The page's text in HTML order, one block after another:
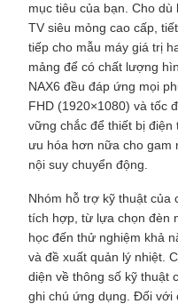
mục tiêu của bạn. Cho
TV siêu mỏng cao cấp,
tiếp cho mẫu máy giá trị
mảng để có chất lượng
NAX6 đều đáp ứng mọi
FHD (1920×1080) và tốc
vững chắc để thiết bị
ưu hóa hơn nữa cho gam
nội suy chuyển động.
Nhóm hỗ trợ kỹ thuật của
tích hợp, từ lựa chọn đèn
học đến thử nghiệm khả
và đề xuất quản lý nhiệt.
diện về thông số kỹ thuật
ghi chú ứng dụng. Đối với